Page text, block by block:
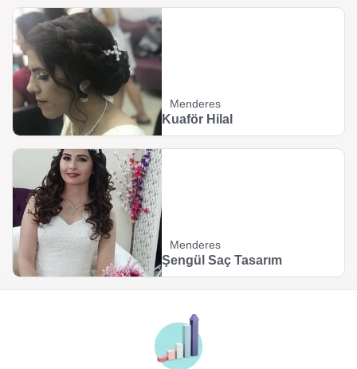
Menderes
Kuaför Hilal
Menderes
Şengül Saç Tasarım